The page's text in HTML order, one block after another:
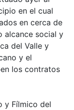
en el cual
en cerca de
alcance social y
del Valle y
y el
los contratos
y Fílmico del